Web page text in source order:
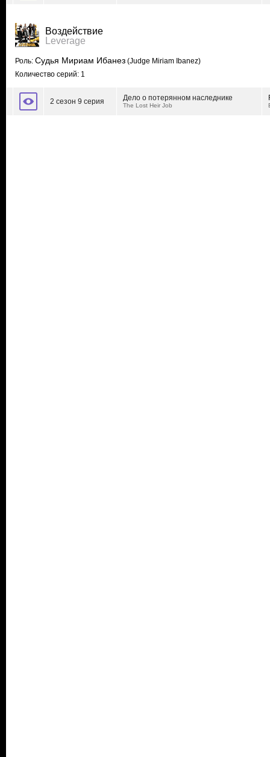
Воздействие
Leverage
Роль: Судья Мириам Ибанез (Judge Miriam Ibanez)
Количество серий: 1
2 сезон 9 серия Дело о потерянном наследнике
The Lost Heir Job